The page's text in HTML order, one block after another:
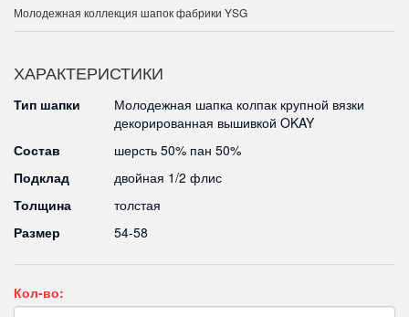
Молодежная коллекция шапок фабрики YSG
ХАРАКТЕРИСТИКИ
Тип шапки
Молодежная шапка колпак крупной вязки
декорированная вышивкой OKAY
Состав
шерсть 50% пан 50%
Подклад
двойная 1/2 флис
Толщина
толстая
Размер
54-58
Кол-во: